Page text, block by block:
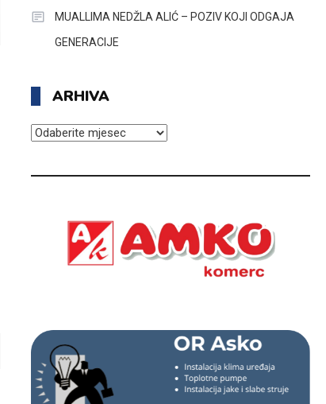
MUALLIMA NEDŽLA ALIĆ – POZIV KOJI ODGAJA
GENERACIJE
ARHIVA
ARHIVA